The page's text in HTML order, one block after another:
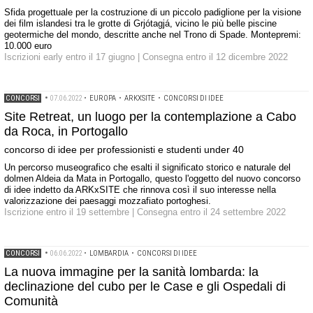
Sfida progettuale per la costruzione di un piccolo padiglione per la visione
dei film islandesi tra le grotte di Grjótagjá, vicino le più belle piscine
geotermiche del mondo, descritte anche nel Trono di Spade. Montepremi:
10.000 euro
Iscrizioni early entro il 17 giugno | Consegna entro il 12 dicembre 2022
CONCORSI • 07.06.2022 • EUROPA • ARKXSITE • CONCORSI DI IDEE
Site Retreat, un luogo per la contemplazione a Cabo
da Roca, in Portogallo
concorso di idee per professionisti e studenti under 40
Un percorso museografico che esalti il significato storico e naturale del
dolmen Aldeia da Mata in Portogallo, questo l'oggetto del nuovo concorso
di idee indetto da ARKxSITE che rinnova così il suo interesse nella
valorizzazione dei paesaggi mozzafiato portoghesi.
Iscrizione entro il 19 settembre | Consegna entro il 24 settembre 2022
CONCORSI • 06.06.2022 • LOMBARDIA • CONCORSI DI IDEE
La nuova immagine per la sanità lombarda: la
declinazione del cubo per le Case e gli Ospedali di
Comunità